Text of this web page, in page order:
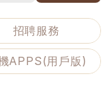
招聘服務
APPS(用戶版)